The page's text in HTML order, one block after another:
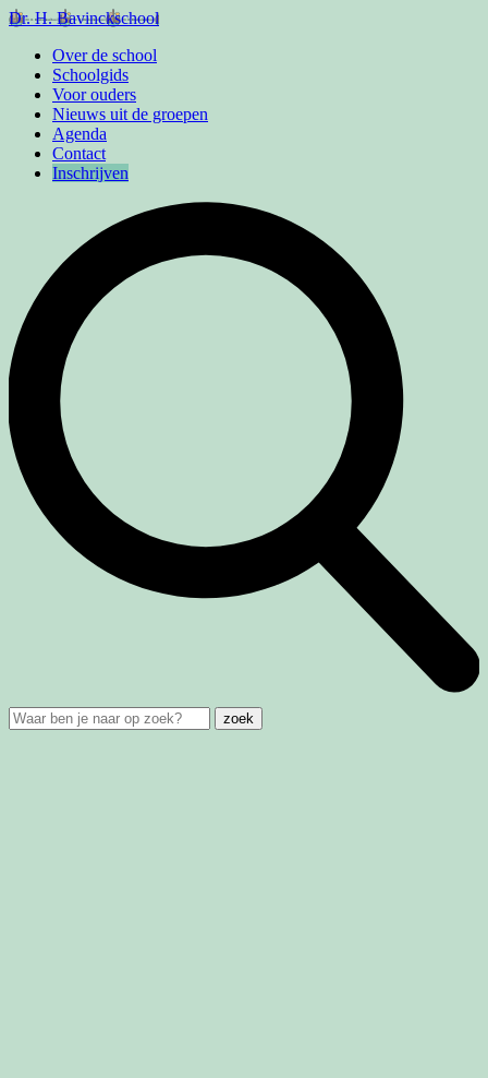
Dr. H. Bavinckschool
Over de school
Schoolgids
Voor ouders
Nieuws uit de groepen
Agenda
Contact
Inschrijven